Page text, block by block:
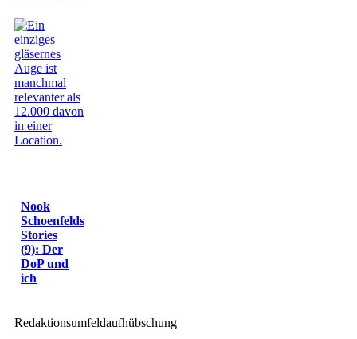
Nook
Schoenfelds
Stories
(9): Der
DoP und
ich
Redaktionsumfeldaufhübschung